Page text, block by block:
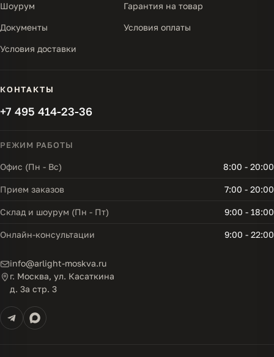
Шоурум Гарантия на товар
Документы Условия оплаты
Условия доставки
КОНТАКТЫ
+7 495 414-23-36
РЕЖИМ РАБОТЫ
Офис (Пн - Вс) 8:00 - 20:00
Прием заказов 7:00 - 20:00
Склад и шоурум (Пн - Пт) 9:00 - 18:00
Онлайн-консультации 9:00 - 22:00
info@arlight-moskva.ru
г. Москва, ул. Касаткина
д. 3а стр. 3